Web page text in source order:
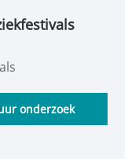
onderzoek